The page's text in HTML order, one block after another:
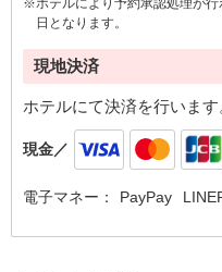
日となります。
現地決済
ホテルにて決済を行います
現金／
電子マネー： PayPay